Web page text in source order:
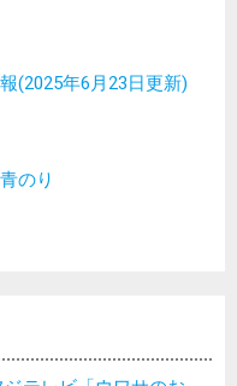
(2025年6月23日更新)
のり